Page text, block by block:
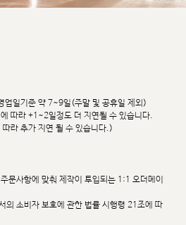
업일기준 약 7~9일(주말 및 공휴일 제외)
따라 +1~2일정도 더 지연될 수 있습니다.
라 추가 지연 될 수 있습니다.)
문사항에 맞춰 제작이 투입되는 1:1 오더메이
의 소비자 보호에 관한 법률 시행령 21조에 따